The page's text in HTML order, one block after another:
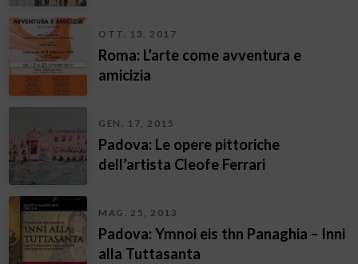
OTT. 13, 2017
Roma: L’arte come avventura e
amicizia
GEN. 17, 2015
Padova: Le opere pittoriche
dell’artista Cleofe Ferrari
MAG. 25, 2013
Padova: Ymnoi eis thn Panaghia – Inni
alla Tuttasanta